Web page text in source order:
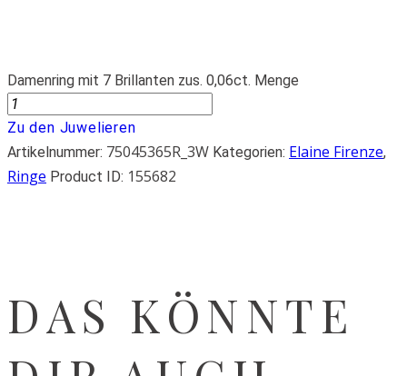
Damenring mit 7 Brillanten zus. 0,06ct. Menge
Zu den Juwelieren
Artikelnummer: 75045365R_3W Kategorien: Elaine Firenze,
Ringe Product ID: 155682
DAS KÖNNTE